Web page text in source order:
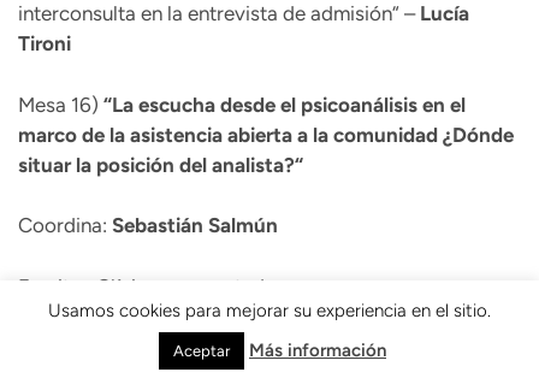
interconsulta en la entrevista de admisión“ – Lucía
Tironi
Mesa 16) “La escucha desde el psicoanálisis en el
marco de la asistencia abierta a la comunidad ¿Dónde
situar la posición del analista?“
Coordina: Sebastián Salmún
Escritos Clínicos presentados:
“La lectura per via di levare, o el sentido a distancia“ –
| “El duelo de Juan“ –
Usamos cookies para mejorar su experiencia en el sitio.
Aceptar Más información